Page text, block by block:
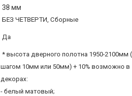
38 мм
БЕЗ ЧЕТВЕРТИ, Сборные
Да
* высота дверного полотна 1950-2100мм
шагом 10мм или 50мм) + 10% возможно в
декорах:
- белый матовый;